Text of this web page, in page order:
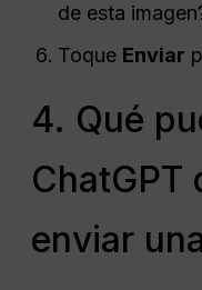
de esta
Toque Enviar
4. Qué
ChatGPT
enviar